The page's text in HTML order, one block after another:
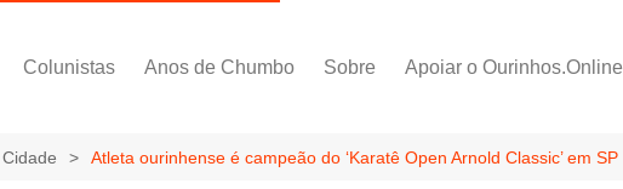
Colunistas
Pedro Saldida
Anos de Chumbo Sobre Apoiar o Ourinhos.Online
Cidade Atleta ourinhense é campeão do ‘Karatê Open Arnold Classic’ em SP